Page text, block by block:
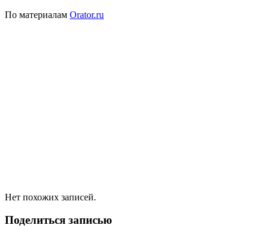
По материалам Orator.ru
Нет похожих записей.
Поделиться записью